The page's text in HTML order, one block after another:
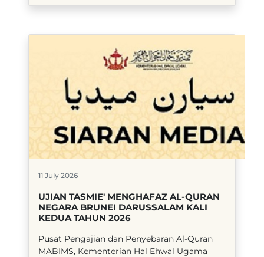
11 July 2026
UJIAN TASMIE' MENGHAFAZ AL-QURAN
NEGARA BRUNEI DARUSSALAM KALI
KEDUA TAHUN 2026
​Pusat Pengajian dan Penyebaran Al-Quran
MABIMS, Kementerian Hal Ehwal Ugama